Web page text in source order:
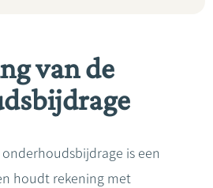
van de
is een
houdt rekening met